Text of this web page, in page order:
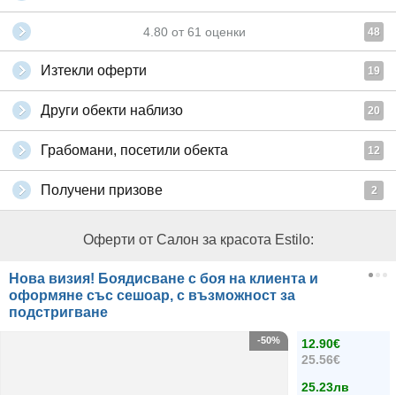
4.80 от 61 оценки 48
Изтекли оферти 19
Други обекти наблизо 20
Грабомани, посетили обекта 12
Получени призове 2
Оферти от Салон за красота Estilo:
Нова визия! Боядисване с боя на клиента и
оформяне със сешоар, с възможност за
подстригване
12.90€
25.56€
25.23лв
-50%